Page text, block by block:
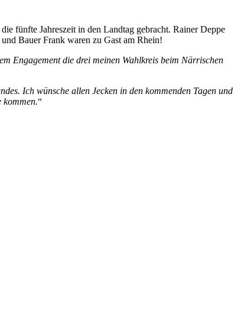
fünfte Jahreszeit in den Landtag gebracht. Rainer Deppe
und Bauer Frank waren zu Gast am Rhein!
Engagement die drei meinen Wahlkreis beim Närrischen
Ich wünsche allen Jecken in den kommenden Tagen und
kommen.“